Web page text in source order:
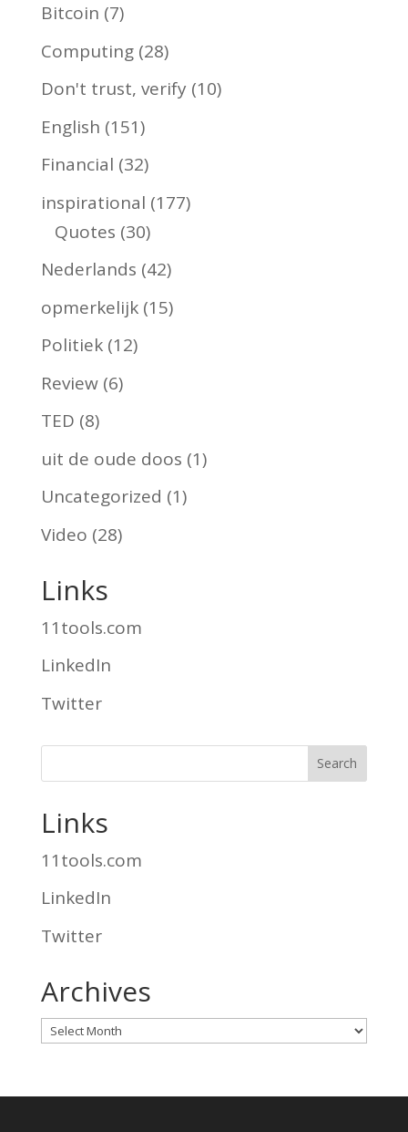
Bitcoin (7)
Computing(28)
Don't trust, verify (10)
English (151)
Financial (32)
inspirational (177)
Quotes (30)
Nederlands (42)
opmerkelijk(15)
Politiek(12)
Review(6)
TED (8)
uit de oude doos (1)
Uncategorized (1)
Video (28)
Links
11tools.com
LinkedIn
Twitter
Links
11tools.com
LinkedIn
Twitter
Archives
Archives